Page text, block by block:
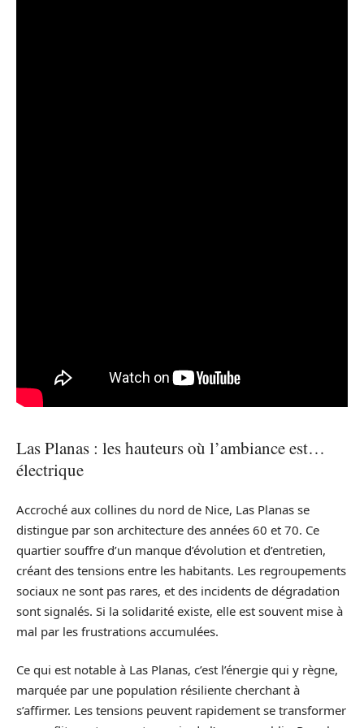
Las Planas : les hauteurs où l’ambiance est…
électrique
Accroché aux collines du nord de Nice, Las Planas se
distingue par son architecture des années 60 et 70. Ce
quartier souffre d’un manque d’évolution et d’entretien,
créant des tensions entre les habitants. Les regroupements
sociaux ne sont pas rares, et des incidents de dégradation
sont signalés. Si la solidarité existe, elle est souvent mise à
mal par les frustrations accumulées.
Ce qui est notable à Las Planas, c’est l’énergie qui y règne,
marquée par une population résiliente cherchant à
s’affirmer. Les tensions peuvent rapidement se transformer